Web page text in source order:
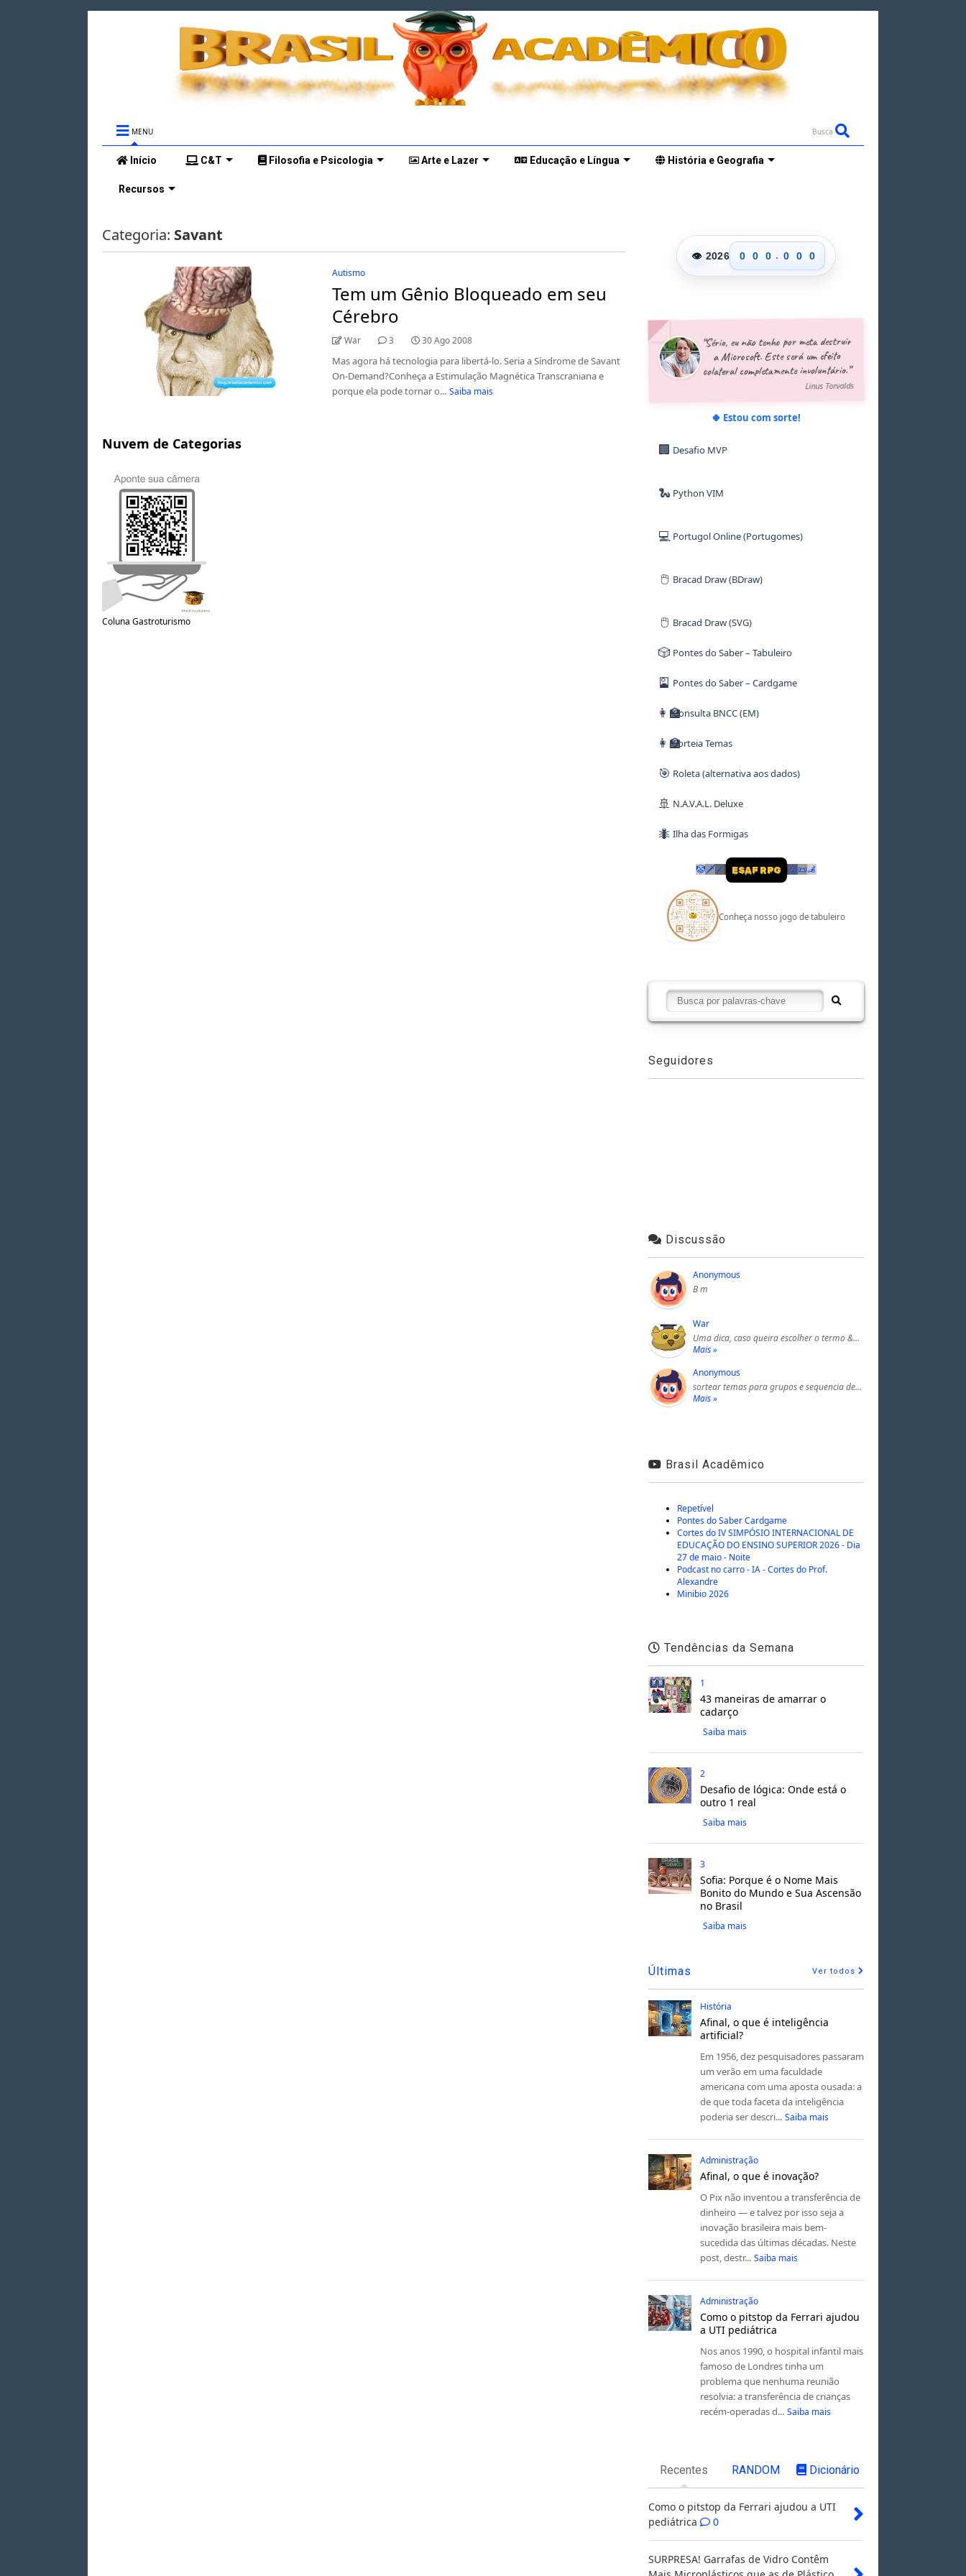
MENU Busca
Início C&T Filosofia e Psicologia Arte e Lazer Educação e Língua História e Geografia
Recursos
Categoria: Savant
Autismo
Tem um Gênio Bloqueado em seu
Cérebro
War 3 30 Ago 2008
Mas agora há tecnologia para libertá-lo. Seria a Síndrome de Savant
On-Demand?Conheça a Estimulação Magnética Transcraniana e
porque ela pode tornar o... Saiba mais
Nuvem de Categorias
Coluna Gastroturismo
👁 2026
0
1
6
7
8
0
1
6
7
8
0
1
6
7
8
. 0
1
6
7
8
0
1
6
7
8
0
1
6
7
8
9
“Sério, eu não tenho por meta destruir
a Microsoft. Este será um efeito
colateral completamente involuntário.”
Linus Torvalds
🍀 Estou com sorte!
🏢 Desafio MVP
🐍 Python VIM
💻 Portugol Online (Portugomes)
🖱️ Bracad Draw (BDraw)
🖱️ Bracad Draw (SVG)
🎲 Pontes do Saber – Tabuleiro
🎴 Pontes do Saber – Cardgame
👩‍🏫Consulta BNCC (EM)
👩‍🏫Sorteia Temas
🎯 Roleta (alternativa aos dados)
🚢 N.A.V.A.L. Deluxe
🐜 Ilha das Formigas
🤡🗡🪄 ESAF RPG 👹📜🦼
Conheça nosso jogo de tabuleiro
Seguidores
Discussão
Anonymous
B m
War
Uma dica, caso queira escolher o termo &…
Mais »
Anonymous
sortear temas para grupos e sequencia de…
Mais »
Brasil Acadêmico
Repetível
Pontes do Saber Cardgame
Cortes do IV SIMPÓSIO INTERNACIONAL DE
EDUCAÇÃO DO ENSINO SUPERIOR 2026 - Dia
27 de maio - Noite
Podcast no carro - IA - Cortes do Prof.
Alexandre
Minibio 2026
Tendências da Semana
1
43 maneiras de amarrar o
cadarço
Saiba mais
2
Desafio de lógica: Onde está o
outro 1 real
Saiba mais
3
Sofia: Porque é o Nome Mais
Bonito do Mundo e Sua Ascensão
no Brasil
Saiba mais
Últimas Ver todos
História
Afinal, o que é inteligência
artificial?
Em 1956, dez pesquisadores passaram
um verão em uma faculdade
americana com uma aposta ousada: a
de que toda faceta da inteligência
poderia ser descri... Saiba mais
Administração
Afinal, o que é inovação?
O Pix não inventou a transferência de
dinheiro — e talvez por isso seja a
inovação brasileira mais bem-
sucedida das últimas décadas. Neste
post, destr... Saiba mais
Administração
Como o pitstop da Ferrari ajudou
a UTI pediátrica
Nos anos 1990, o hospital infantil mais
famoso de Londres tinha um
problema que nenhuma reunião
resolvia: a transferência de crianças
recém-operadas d... Saiba mais
Recentes RANDOM Dicionário
Como o pitstop da Ferrari ajudou a UTI
pediátrica
0
SURPRESA! Garrafas de Vidro Contêm